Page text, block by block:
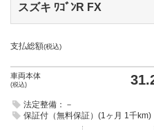
スズキ ﾜｺﾞﾝR FX
支払総額(税込)
車両本体
(税込)
法定整備：－
保証付（無料保証）(1ヶ月 1千km)